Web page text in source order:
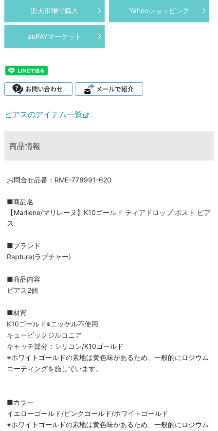
楽天市場で購入 Yahooショッピング
auPAYマーケット
ピアスのアイテム一覧
商品情報
お問合せ品番：RME-778991-620
■商品名
【Marilene/マリレーヌ】K10ゴールド ティアドロップ ポスト ピア
ス
■ブランド
Rapture(ラプチャー)
■商品内容
ピアス2個
■材質
K10ゴールド※ニッケル不使用
キュービックジルコニア
キャッチ部分：シリコン/K10ゴールド
※ホワイトゴールドの素地は黄色味があるため、一般的にロジウム
コーティングを施しています。
■カラー
イエローゴールド/ピンクゴールド/ホワイトゴールド
※ホワイトゴールドの素地は黄色味があるため、一般的にロジウム